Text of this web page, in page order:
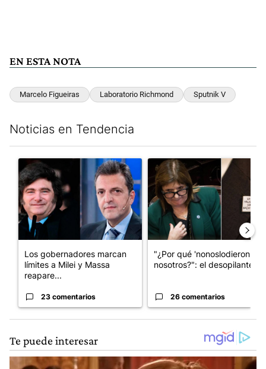
EN ESTA NOTA
Marcelo Figueiras Laboratorio Richmond Sputnik V
Noticias en Tendencia
Un artículo de tendencia con el título "Los gobernadores
Los gobernadores marcan
límites a Milei y Massa
reapare...
23 comentarios
Un artículo de tendencia con
"¿Por qué 'nonoslodieron' a
nosotros?": el desopilante ...
26 comentarios